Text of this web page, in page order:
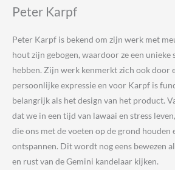
Peter Karpf
Peter Karpf is bekend om zijn werk met
hout zijn gebogen, waardoor ze een
hebben. Zijn werk kenmerkt zich ook door
persoonlijke expressie en voor Karpf is
belangrijk als het design van het product.
dat we in een tijd van lawaai en stress
die ons met de voeten op de grond houden
ontspannen. Dit wordt nog eens bewezen
en rust van de Gemini kandelaar kijken.